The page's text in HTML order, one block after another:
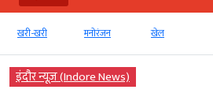
खरी-खरी मनोरंजन खेल
इंदौर न्यूज़ (Indore News)